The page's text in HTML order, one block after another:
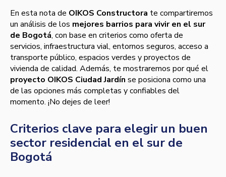
En esta nota de OIKOS Constructora te compartiremos
un análisis de los mejores barrios para vivir en el sur
de Bogotá, con base en criterios como oferta de
servicios, infraestructura vial, entornos seguros, acceso a
transporte público, espacios verdes y proyectos de
vivienda de calidad. Además, te mostraremos por qué el
proyecto OIKOS Ciudad Jardín se posiciona como una
de las opciones más completas y confiables del
momento. ¡No dejes de leer!
Criterios clave para elegir un buen
sector residencial en el sur de
Bogotá